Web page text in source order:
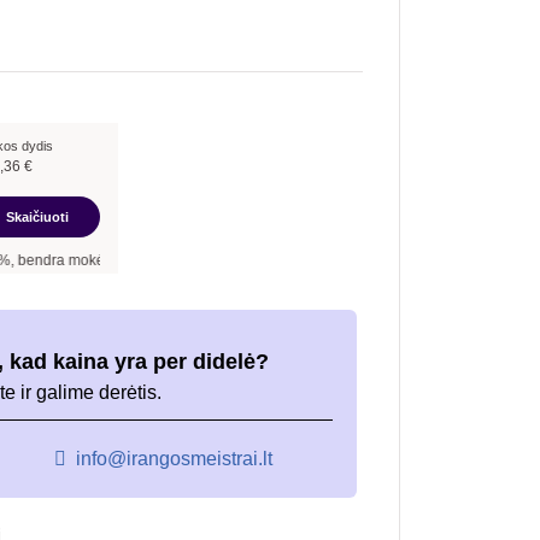
dydis
€
Skaičiuoti
suma –2 392,32
kad kaina yra per didelė?
ir galime derėtis.
info@irangosmeistrai.lt